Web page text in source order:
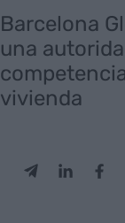
Barcelona
una
vivienda